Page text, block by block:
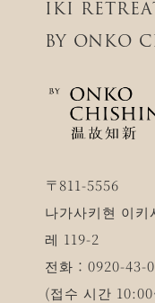
IKI
BY ONKO
〒811-5556
나가사키현 이
레 119-2
전화：0920-43-
(접수 시간